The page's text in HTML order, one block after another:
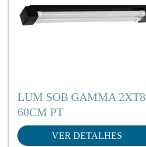
LUM SOB GAMMA 2XT8
60CM PT
VER DETALHES